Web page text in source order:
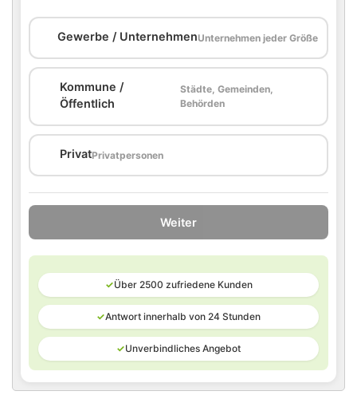
Gewerbe / UnternehmenUnternehmen jeder Größe
Kommune /
Öffentlich
Städte, Gemeinden,
Behörden
PrivatPrivatpersonen
Weiter
✓Über 2500 zufriedene Kunden
✓Antwort innerhalb von 24 Stunden
✓Unverbindliches Angebot